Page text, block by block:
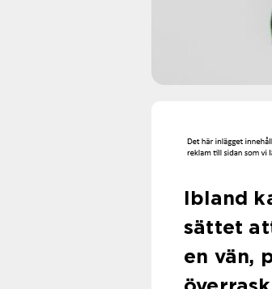
Ibland
sättet
en vän,